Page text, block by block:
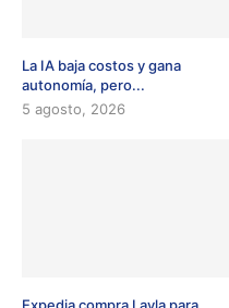
La IA baja costos y gana
autonomía, pero...
5 agosto, 2026